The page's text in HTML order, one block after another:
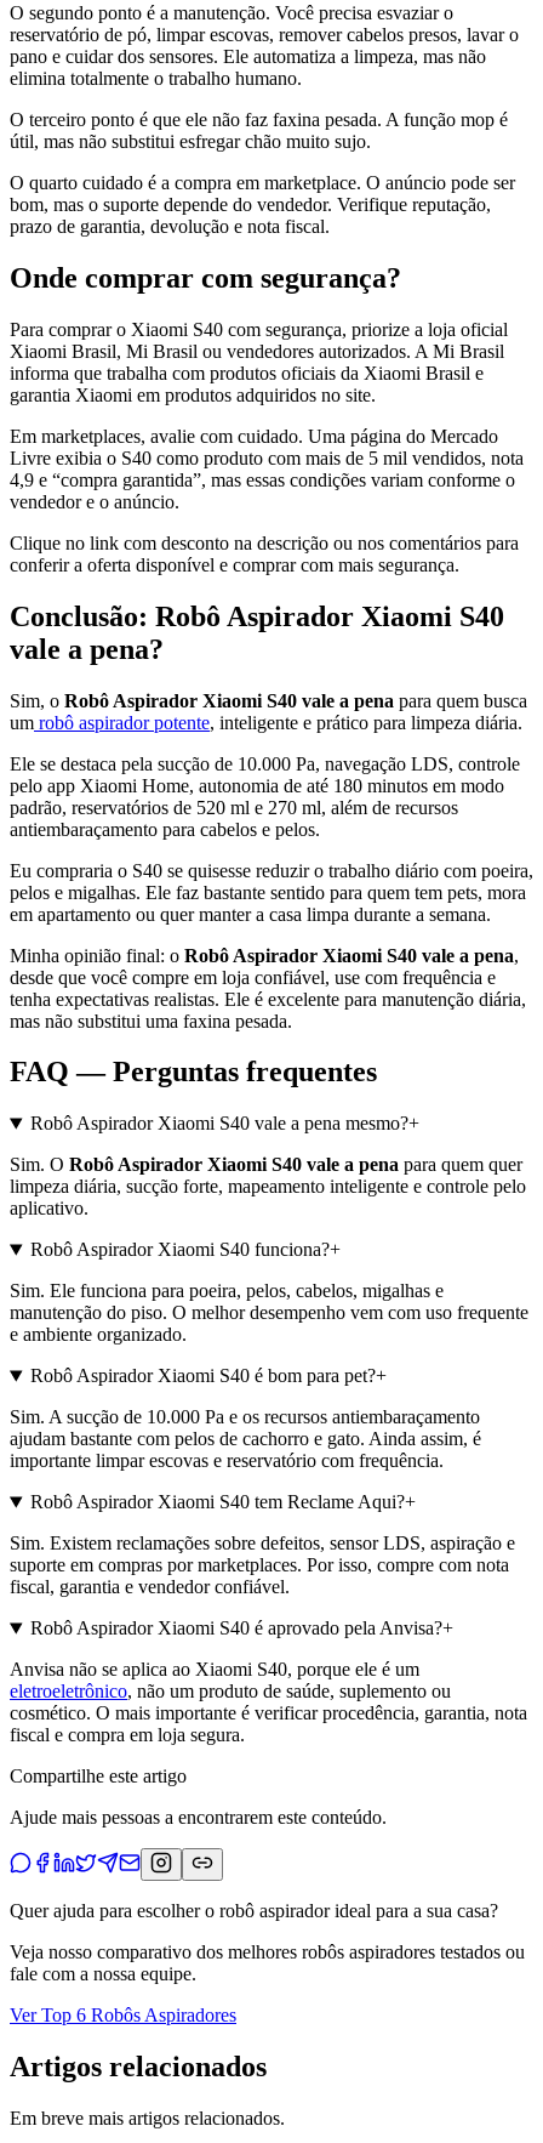
O segundo ponto é a manutenção. Você precisa esvaziar o
reservatório de pó, limpar escovas, remover cabelos presos, lavar o
pano e cuidar dos sensores. Ele automatiza a limpeza, mas não
elimina totalmente o trabalho humano.
O terceiro ponto é que ele não faz faxina pesada. A função mop é
útil, mas não substitui esfregar chão muito sujo.
O quarto cuidado é a compra em marketplace. O anúncio pode ser
bom, mas o suporte depende do vendedor. Verifique reputação,
prazo de garantia, devolução e nota fiscal.
Onde comprar com segurança?
Para comprar o Xiaomi S40 com segurança, priorize a loja oficial
Xiaomi Brasil, Mi Brasil ou vendedores autorizados. A Mi Brasil
informa que trabalha com produtos oficiais da Xiaomi Brasil e
garantia Xiaomi em produtos adquiridos no site.
Em marketplaces, avalie com cuidado. Uma página do Mercado
Livre exibia o S40 como produto com mais de 5 mil vendidos, nota
4,9 e “compra garantida”, mas essas condições variam conforme o
vendedor e o anúncio.
Clique no link com desconto na descrição ou nos comentários para
conferir a oferta disponível e comprar com mais segurança.
Conclusão: Robô Aspirador Xiaomi S40
vale a pena?
Sim, o Robô Aspirador Xiaomi S40 vale a pena para quem busca
um robô aspirador potente, inteligente e prático para limpeza diária.
Ele se destaca pela sucção de 10.000 Pa, navegação LDS, controle
pelo app Xiaomi Home, autonomia de até 180 minutos em modo
padrão, reservatórios de 520 ml e 270 ml, além de recursos
antiembaraçamento para cabelos e pelos.
Eu compraria o S40 se quisesse reduzir o trabalho diário com poeira,
pelos e migalhas. Ele faz bastante sentido para quem tem pets, mora
em apartamento ou quer manter a casa limpa durante a semana.
Minha opinião final: o Robô Aspirador Xiaomi S40 vale a pena,
desde que você compre em loja confiável, use com frequência e
tenha expectativas realistas. Ele é excelente para manutenção diária,
mas não substitui uma faxina pesada.
FAQ — Perguntas frequentes
Robô Aspirador Xiaomi S40 vale a pena mesmo?+
Sim. O Robô Aspirador Xiaomi S40 vale a pena para quem quer
limpeza diária, sucção forte, mapeamento inteligente e controle pelo
aplicativo.
Robô Aspirador Xiaomi S40 funciona?+
Sim. Ele funciona para poeira, pelos, cabelos, migalhas e
manutenção do piso. O melhor desempenho vem com uso frequente
e ambiente organizado.
Robô Aspirador Xiaomi S40 é bom para pet?+
Sim. A sucção de 10.000 Pa e os recursos antiembaraçamento
ajudam bastante com pelos de cachorro e gato. Ainda assim, é
importante limpar escovas e reservatório com frequência.
Robô Aspirador Xiaomi S40 tem Reclame Aqui?+
Sim. Existem reclamações sobre defeitos, sensor LDS, aspiração e
suporte em compras por marketplaces. Por isso, compre com nota
fiscal, garantia e vendedor confiável.
Robô Aspirador Xiaomi S40 é aprovado pela Anvisa?+
Anvisa não se aplica ao Xiaomi S40, porque ele é um
eletroeletrônico, não um produto de saúde, suplemento ou
cosmético. O mais importante é verificar procedência, garantia, nota
fiscal e compra em loja segura.
Compartilhe este artigo
Ajude mais pessoas a encontrarem este conteúdo.
Quer ajuda para escolher o robô aspirador ideal para a sua casa?
Veja nosso comparativo dos melhores robôs aspiradores testados ou
fale com a nossa equipe.
Ver Top 6 Robôs Aspiradores
Artigos relacionados
Em breve mais artigos relacionados.